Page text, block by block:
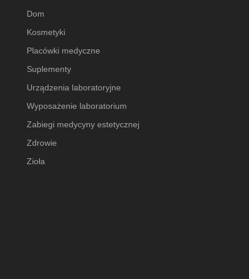
Dom
Kosmetyki
Placówki medyczne
Suplementy
Urządzenia laboratoryjne
Wyposażenie laboratorium
Zabiegi medycyny estetycznej
Zdrowie
Zioła